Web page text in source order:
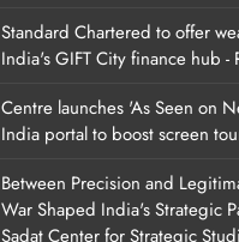
Standard Chartered to offer
India's GIFT City finance hub -
Centre launches 'As Seen on
India portal to boost screen
Between Precision and
War Shaped India's Strategic
Sadat Center for Strategic